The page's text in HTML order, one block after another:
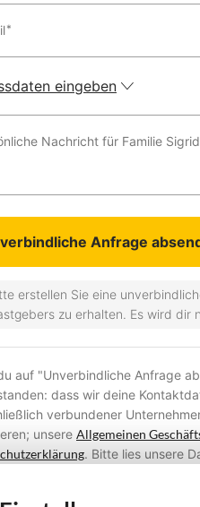
*
eingeben
Nachricht für Familie
erstellen Sie eine
zu erhalten. Es wird dir
auf "Unverbindliche Anfrage
dass wir deine
verbundener
unsere Allgemeinen
. Bitte lies unsere